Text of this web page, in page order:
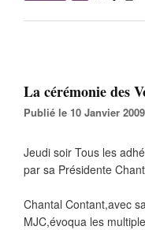
La cérémonie des
Publié le 10 Janvier 2009
Jeudi soir Tous les
par sa Présidente
Chantal Contant,avec
MJC,évoqua les